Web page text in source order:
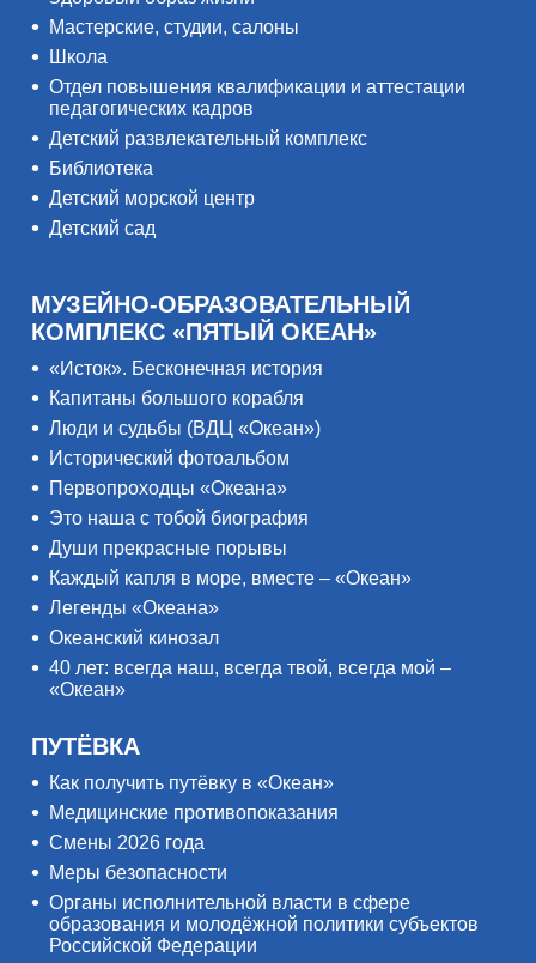
Мастерские, студии, салоны
Школа
Отдел повышения квалификации и аттестации
педагогических кадров
Детский развлекательный комплекс
Библиотека
Детский морской центр
Детский сад
МУЗЕЙНО-ОБРАЗОВАТЕЛЬНЫЙ
КОМПЛЕКС «ПЯТЫЙ ОКЕАН»
«Исток». Бесконечная история
Капитаны большого корабля
Люди и судьбы (ВДЦ «Океан»)
Исторический фотоальбом
Первопроходцы «Океана»
Это наша с тобой биография
Души прекрасные порывы
Каждый капля в море, вместе – «Океан»
Легенды «Океана»
Океанский кинозал
40 лет: всегда наш, всегда твой, всегда мой –
«Океан»
ПУТЁВКА
Как получить путёвку в «Океан»
Медицинские противопоказания
Смены 2026 года
Меры безопасности
Органы исполнительной власти в сфере
образования и молодёжной политики субъектов
Российской Федерации